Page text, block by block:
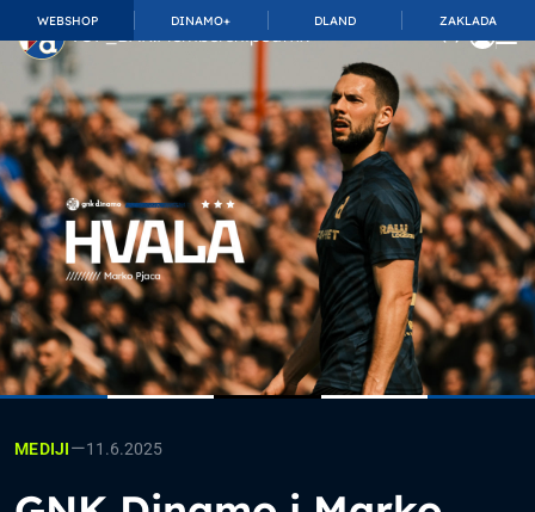
WEBSHOP DINAMO+ DLAND ZAKLADA
TOP_BAR.MembershipSuffix
MEDIJI—11.6.2025